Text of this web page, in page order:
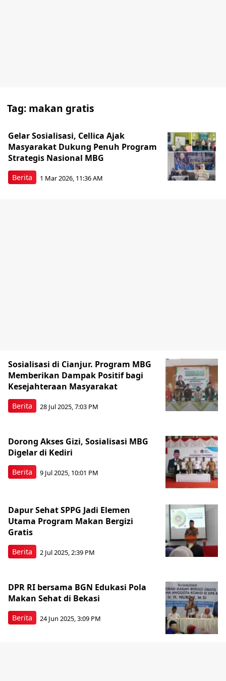
Tag: makan gratis
Berita
Gelar Sosialisasi, Cellica Ajak
Masyarakat Dukung Penuh Program
Strategis Nasional MBG
1 Mar 2026, 11:36 AM
Berita
Sosialisasi di Cianjur. Program MBG
Memberikan Dampak Positif bagi
Kesejahteraan Masyarakat
28 Jul 2025, 7:03 PM
Berita
Dorong Akses Gizi, Sosialisasi MBG
Digelar di Kediri
9 Jul 2025, 10:01 PM
Berita
Dapur Sehat SPPG Jadi Elemen
Utama Program Makan Bergizi
Gratis
2 Jul 2025, 2:39 PM
Berita
DPR RI bersama BGN Edukasi Pola
Makan Sehat di Bekasi
24 Jun 2025, 3:09 PM